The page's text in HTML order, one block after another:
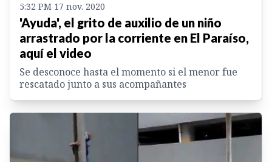
5:32 PM 17 nov. 2020
'Ayuda', el grito de auxilio de un niño
arrastrado por la corriente en El Paraíso,
aquí el video
Se desconoce hasta el momento si el menor fue
rescatado junto a sus acompañantes